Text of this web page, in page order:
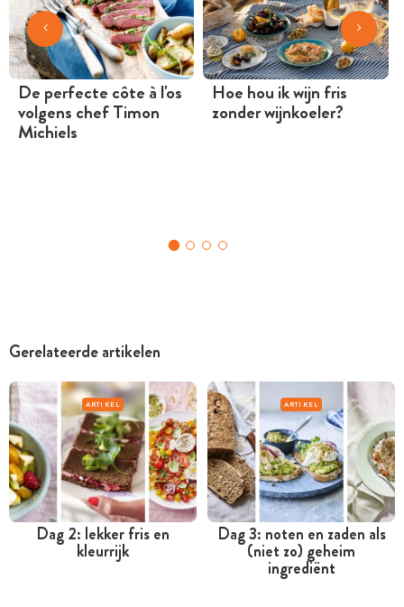
De perfecte côte à l'os
volgens chef Timon
Michiels
Hoe hou ik wijn fris
zonder wijnkoeler?
Gerelateerde artikelen
ARTIKEL
Dag 2: lekker fris en
kleurrijk
ARTIKEL
Dag 3: noten en zaden als
(niet zo) geheim
ingrediënt